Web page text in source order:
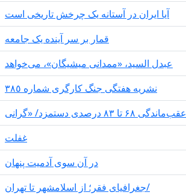
آیا ایران در آستانه یک چرخش تاریخی است
قمار بر سر آینده یک جامعه
عبدل السید، «ممدانی میشیگان»، می‌خواهد
نشریە هفتگی جنگ کارگری شمارە ٣٨٥
عقب‌ماندگی ۶۸ تا ۸۳ درصدی دستمزد/ «گرانی
غفلت
در آن سوی آدمیت پنهان
جغرافیای فقر؛ از اسلامشهر تا تهران/